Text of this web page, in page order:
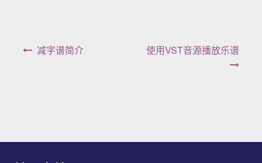
文章导航减字谱简介 使用VST音源播放乐谱